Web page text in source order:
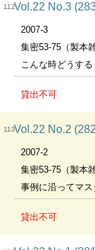
112Vol.22 No.3
2007-3
集密53-75（製本雑
こんな時どうす
貸出不可
113Vol.22 No.2
2007-2
集密53-75（製本雑
事例に沿ってマ
貸出不可